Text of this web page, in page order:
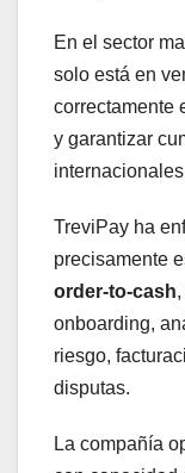
En el sector
solo está en
correctamente
y garantizar
TreviPay ha
precisamente
order-to-cash
onboarding,
riesgo,
disputas.
La compañía